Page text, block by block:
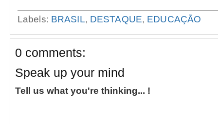
Labels: BRASIL, DESTAQUE, EDUCAÇÃO
0 comments:
Speak up your mind
Tell us what you're thinking... !